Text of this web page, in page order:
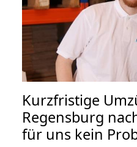
Kurzfristige
Regensburg
für uns kein